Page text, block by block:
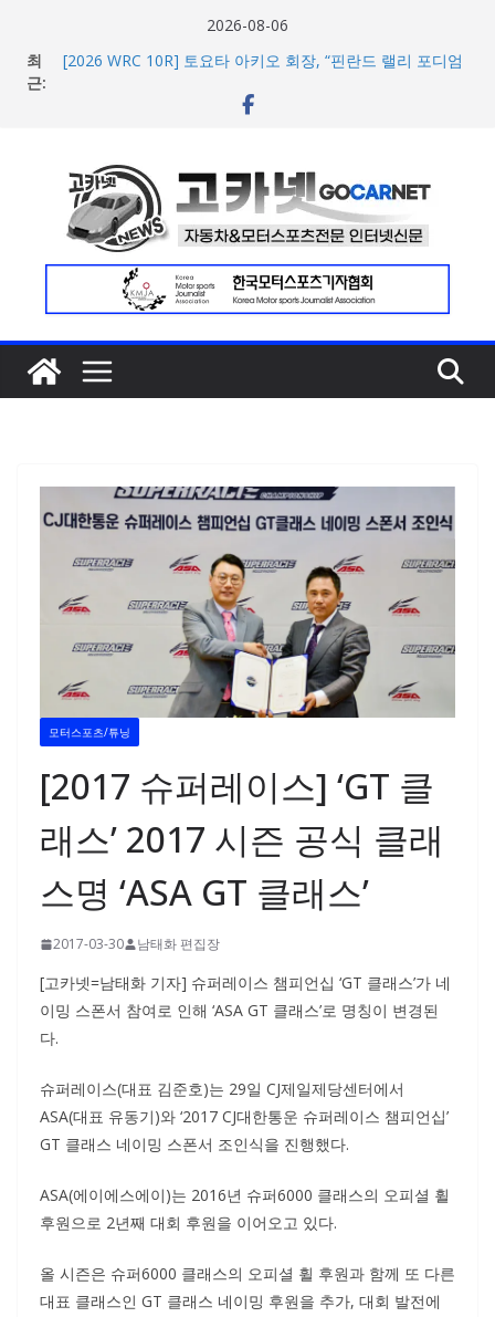
2026-08-06
최
근:
[2026 WRC 10R] 토요타 아키오 회장, “핀란드 랠리 포디엄
[2026 WRC 10R 팀 리뷰] 란치아 코르세 HF, 그리야진 랠리
공개… 본격 계약 개시
2026년 7월 국내 수입 승용차 신규 등록 전년 대비 14.3%
증가
한국타이어, 안전한 여름철 주행 위한 타이어 관리법 제안
모터스포츠/튜닝
[2017 슈퍼레이스] ‘GT 클
래스’ 2017 시즌 공식 클래
스명 ‘ASA GT 클래스’
2017-03-30 남태화 편집장
[고카넷=남태화 기자] 슈퍼레이스 챔피언십 ‘GT 클래스’가 네
이밍 스폰서 참여로 인해 ‘ASA GT 클래스’로 명칭이 변경된
다.
슈퍼레이스(대표 김준호)는 29일 CJ제일제당센터에서
ASA(대표 유동기)와 ‘2017 CJ대한통운 슈퍼레이스 챔피언십’
GT 클래스 네이밍 스폰서 조인식을 진행했다.
ASA(에이에스에이)는 2016년 슈퍼6000 클래스의 오피셜 휠
후원으로 2년째 대회 후원을 이어오고 있다.
올 시즌은 슈퍼6000 클래스의 오피셜 휠 후원과 함께 또 다른
대표 클래스인 GT 클래스 네이밍 후원을 추가, 대회 발전에